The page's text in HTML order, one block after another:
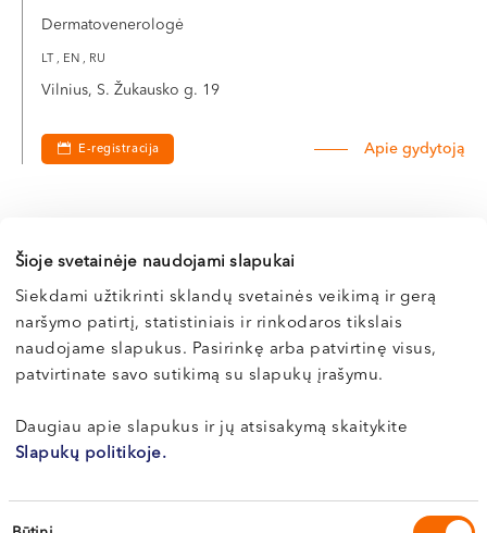
Šioje svetainėje naudojami slapukai
Siekdami užtikrinti sklandų svetainės veikimą ir gerą
naršymo patirtį, statistiniais ir rinkodaros tikslais
naudojame slapukus. Pasirinkę arba patvirtinę visus,
patvirtinate savo sutikimą su slapukų įrašymu.
Daugiau apie slapukus ir jų atsisakymą skaitykite
Slapukų politikoje.
Sutikimo
Dermatovenerologė
LT , EN , RU
Vilnius, S. Žukausko g. 19
E-registracija Apie gydytoją
Doc. dr. Rūta
GANCEVIČIENĖ
Dermatovenerologė
LT , EN , RU
E-registracija